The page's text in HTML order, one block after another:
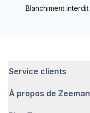
Blanchiment interdit
Service clients
Questions fréquentes
À propos de Zeeman